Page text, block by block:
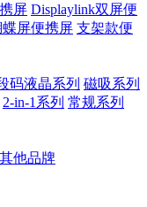
屏 Displaylink双屏便
蝶屏便携屏 支架款便
码液晶系列 磁吸系列
2-in-1系列 常规系列
其他品牌